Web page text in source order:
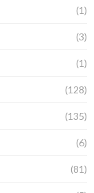
(1)
(3)
(1)
(128)
(135)
(6)
(81)